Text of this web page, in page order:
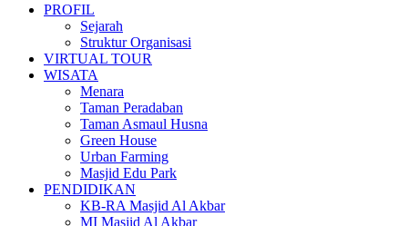
PROFIL
Sejarah
Struktur Organisasi
VIRTUAL TOUR
WISATA
Menara
Taman Peradaban
Taman Asmaul Husna
Green House
Urban Farming
Masjid Edu Park
PENDIDIKAN
KB-RA Masjid Al Akbar
MI Masjid Al Akbar